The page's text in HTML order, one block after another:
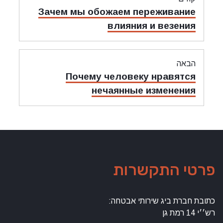
Зачем мы обожаем
влияния и
Почему человеку
нечаянные
ביג שירותי אבטחה: